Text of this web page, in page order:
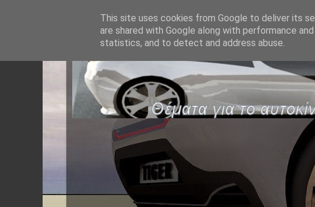
This site uses cookies from Google to deliver its
are shared with Google along with performance
statistics, and to detect and address abuse.